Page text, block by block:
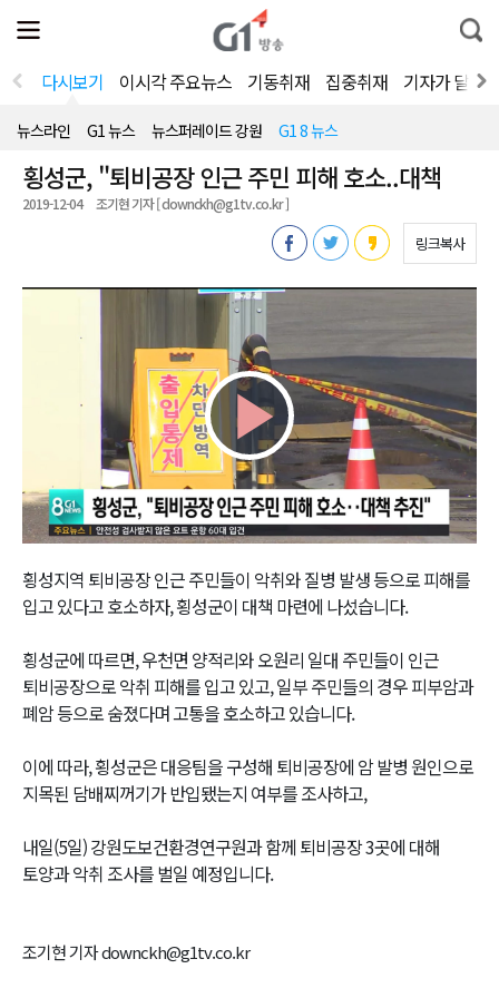
전
체
뉴
열
통
합
색
다시보기 이시각 주요뉴스 기동취재 집중취재 기자가 달려
뉴스라인 G1 뉴스 뉴스퍼레이드 강원 G1 8 뉴스
횡성군, "퇴비공장 인근 주민 피해 호소..대책
2019-12-04 조기현 기자 [ downckh@g1tv.co.kr ]
링크복사
Play
Video
횡성지역 퇴비공장 인근 주민들이 악취와 질병 발생 등으로 피해를
입고 있다고 호소하자, 횡성군이 대책 마련에 나섰습니다.
횡성군에 따르면, 우천면 양적리와 오원리 일대 주민들이 인근
퇴비공장으로 악취 피해를 입고 있고, 일부 주민들의 경우 피부암과
폐암 등으로 숨졌다며 고통을 호소하고 있습니다.
이에 따라, 횡성군은 대응팀을 구성해 퇴비공장에 암 발병 원인으로
지목된 담배찌꺼기가 반입됐는지 여부를 조사하고,
내일(5일) 강원도보건환경연구원과 함께 퇴비공장 3곳에 대해
토양과 악취 조사를 벌일 예정입니다.
조기현 기자 downckh@g1tv.co.kr